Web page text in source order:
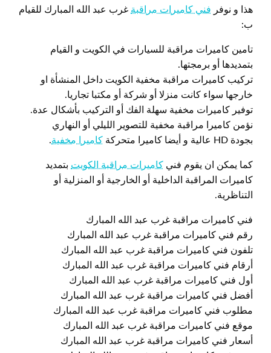
هذا و نوفر فني كاميرات مراقبة غرب عبد الله المبارك للقيام
ب:
تامين كاميرات مراقبة للسيارات في الكويت و القيام
بتمديدها أو برمجتها.
تركيب كاميرات مراقبة مخفية الكويت داخل المنشأة او
خارجها سواء كانت منزلا أو شركة أو مكتبا تجاريا.
توفير كاميرات مخفية سهلة الفك أو التركيب بأشكال عدة.
نؤمن كاميرا مراقبة مخفية للتصوير الليلي أو النهاري
بجودة HD عالية و أيضا كاميرا متحركة
كاميرا مخفية.
كما يمكن ان يقوم فني كاميرات مراقبة الكويت بتمديد
كاميرات المراقبة الداخلية أو الخارجية أو المنزلية أو
التناظرية.
فني كاميرات مراقبة غرب عبد الله المبارك
رقم فني كاميرات مراقبة غرب عبد الله المبارك
تلفون فني كاميرات مراقبة غرب عبد الله المبارك
أرقام فني كاميرات مراقبة غرب عبد الله المبارك
أول فني كاميرات مراقبة غرب عبد الله المبارك
أفضل فني كاميرات مراقبة غرب عبد الله المبارك
مطلوب فني كاميرات مراقبة غرب عبد الله المبارك
موقع فني كاميرات مراقبة غرب عبد الله المبارك
أسعار فني كاميرات مراقبة غرب عبد الله المبارك